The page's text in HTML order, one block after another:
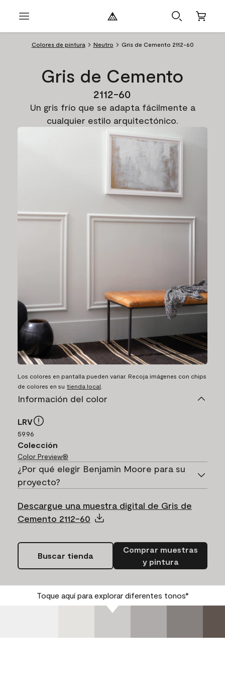
Colores de pintura Neutro Gris de Cemento 2112-60
Gris de Cemento
2112-60
Un gris frío que se adapta fácilmente a
cualquier estilo arquitectónico.
Los colores en pantalla pueden variar. Recoja imágenes con chips
de colores en su tienda local
Información del color
LRV
59.96
Colección
Color Preview®
¿Por qué elegir Benjamin Moore para su
proyecto?
Descargue una muestra digital de Gris de
Cemento 2112-60
Buscar tienda
Comprar muestras
y pintura
Toque aquí para explorar diferentes tonos*